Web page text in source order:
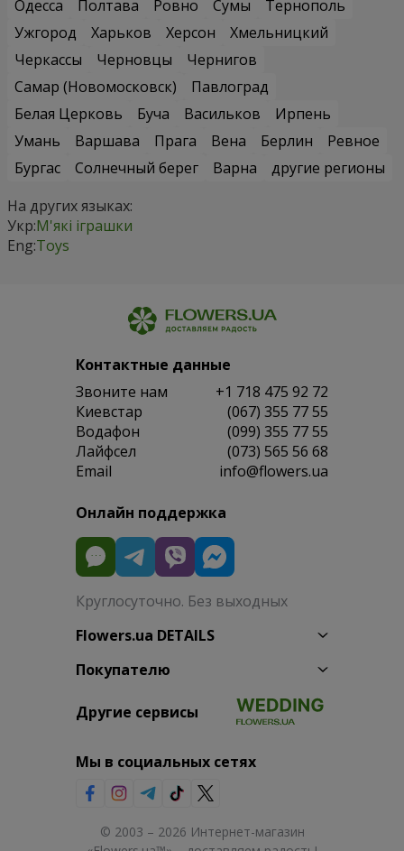
Одесса
Полтава Ровно Сумы
Тернополь
Ужгород
Харьков Херсон
Хмельницкий
Черкассы
Черновцы
Чернигов
Самар (Новомосковск)
Павлоград
Белая Церковь
Буча Васильков
Ирпень
Умань
Варшава Прага Вена Берлин
Ревное
Бургас
Солнечный берег Варна
другие регионы
На других языках:
Укр:М'які іграшки
Eng:Toys
Контактные данные
Звоните нам
+1 718 475 92 72
Киевстар
(067) 355 77 55
Водафон
(099) 355 77 55
Лайфсел
(073) 565 56 68
Email
info@flowers.ua
Онлайн поддержка
Круглосуточно. Без выходных
Flowers.ua DETAILS
Покупателю
Другие сервисы
Мы в социальных сетях
© 2003 – 2026 Интернет-магазин